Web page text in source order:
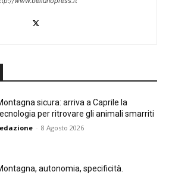
sicura: arriva a Caprile la
per ritrovare gli animali smarriti
- 8 Agosto 2026
autonomia, specificità.